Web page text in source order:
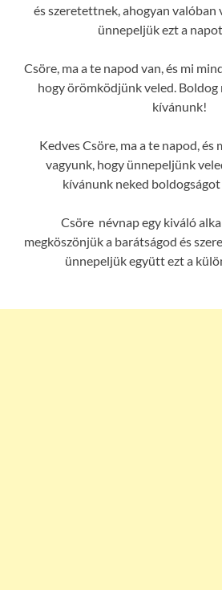
és szeretettnek, ahogyan valóban
ünnepeljük ezt a
Csöre, ma a te napod van, és mi
hogy örömködjünk veled. Boldog
kívánunk!
Kedves Csöre, ma a te napod,
vagyunk, hogy ünnepeljünk
kívánunk neked
Csöre névnap egy kiváló
megköszönjük a barátságod és
ünnepeljük együtt ezt a